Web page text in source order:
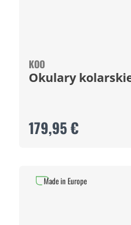
KOO
Okulary
179,95 €
Made in Europe